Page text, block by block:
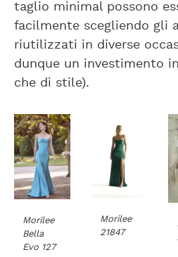
taglio minimal possono
facilmente scegliendo gli
riutilizzati in diverse
dunque un investimento
che di stile).
Morilee
Bella
Evo 127
Morilee
21847